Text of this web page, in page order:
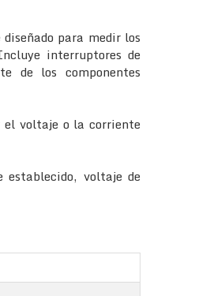
para medir los
interruptores de
de los componentes
el voltaje o la corriente
voltaje de